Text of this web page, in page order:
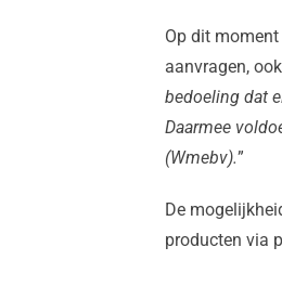
Op dit
aanvragen,
bedoeling dat
Daarmee
(Wmebv).”
De
producten via